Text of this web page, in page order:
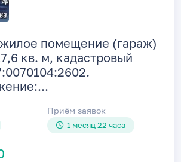
помещение (гараж)
кв. м, кадастровый
Приём заявок
1 месяц 22 часа